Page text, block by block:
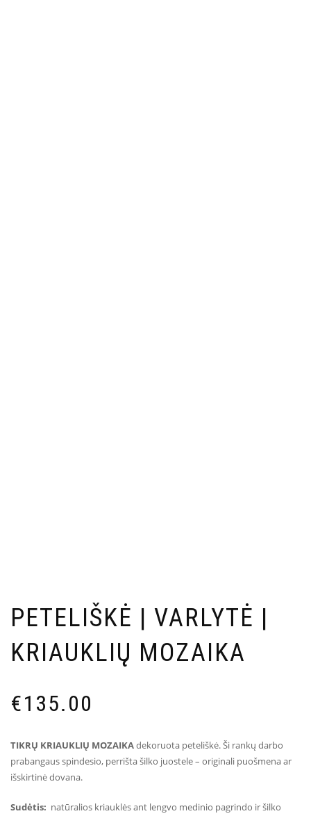
PETELIŠKĖ | VARLYTĖ |
KRIAUKLIŲ MOZAIKA
€135.00
TIKRŲ KRIAUKLIŲ MOZAIKAdekoruota peteliškė. Ši rankų darbo
prabangaus spindesio, perrišta šilko juostele – originali puošmena ar
išskirtinė dovana.
Sudėtis: natūralios kriauklės ant lengvo medinio pagrindo ir šilko